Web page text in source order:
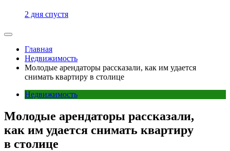
2 дня спустя
Главная
Недвижимость
Молодые арендаторы рассказали, как им удается
снимать квартиру в столице
Недвижимость
Молодые арендаторы рассказали,
как им удается снимать квартиру
в столице